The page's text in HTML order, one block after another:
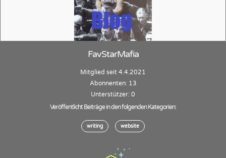
FavStarMafia
Mitglied seit 4.4.2021
Abonnenten: 13
Unterstützer: 0
Veröffentlicht Beiträge in den folgenden Kategorien:
writing website